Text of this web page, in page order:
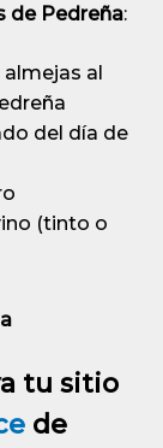
de Pedreña:
al
del día de
(tinto o
tu sitio
de